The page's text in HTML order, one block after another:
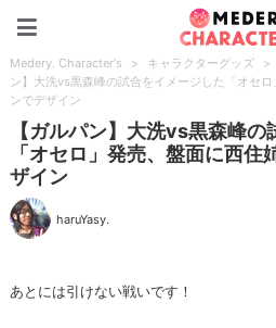
Medery. Character's > キャラクターグッズ >
ン】大洗vs黒森峰の試合をイメージした「オセ
ンでデザイン
【ガルパン】大洗vs黒森峰
「オセロ」発売、盤面に西住
ザイン
haruYasy.
あとには引けない戦いです！